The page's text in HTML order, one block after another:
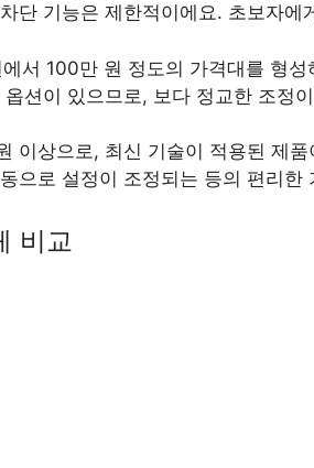
단 기능은 제한적이에요. 초보자에
서 100만 원 정도의 가격대를 형
션이 있으므로, 보다 정교한 조정
이상으로, 최신 기술이 적용된 제
으로 설정이 조정되는 등의 편리한
비교